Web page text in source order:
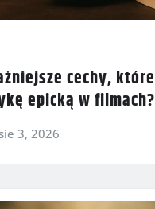
cechy, które
epicką w filmach?
3, 2026